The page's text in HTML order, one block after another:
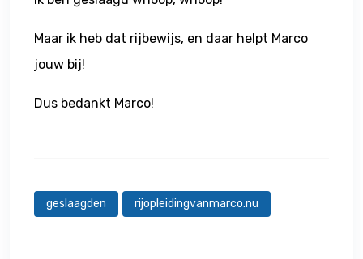
Maar ik heb dat rijbewijs, en daar helpt Marco
jouw bij!
Dus bedankt Marco!
geslaagden rijopleidingvanmarco.nu